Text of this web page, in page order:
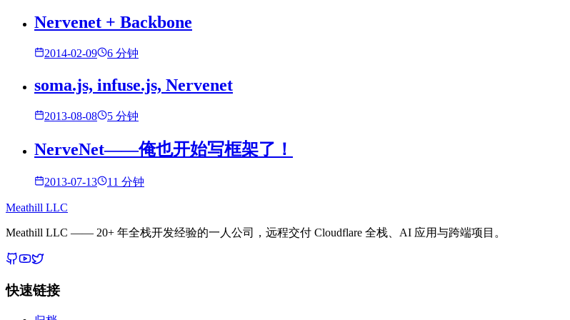
Nervenet + Backbone
2014-02-09 6 分钟
soma.js, infuse.js, Nervenet
2013-08-08 5 分钟
NerveNet——俺也开始写框架了！
2013-07-13 11 分钟
Meathill LLC
Meathill LLC —— 20+ 年全栈开发经验的一人公司，远程交付 Cloudflare 全栈、AI 应用与跨端项目。
快速链接